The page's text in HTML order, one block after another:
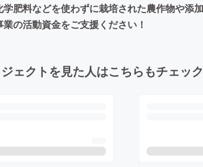
学肥料などを使わずに栽培された農作物や添
業の活動資金をご支援ください！
ェクトを見た人はこちらもチェッ